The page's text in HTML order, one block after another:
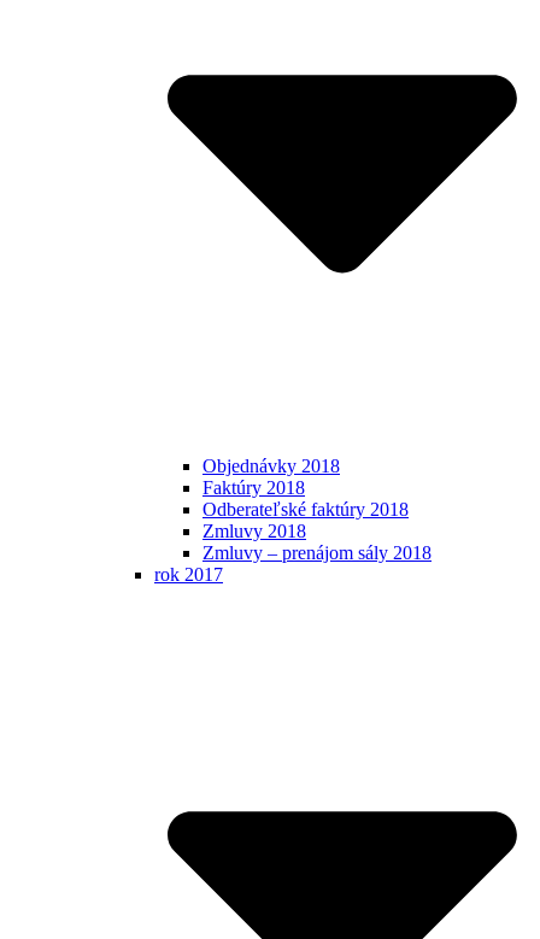
Objednávky 2018
Faktúry 2018
Odberateľské faktúry 2018
Zmluvy 2018
Zmluvy – prenájom sály 2018
rok 2017